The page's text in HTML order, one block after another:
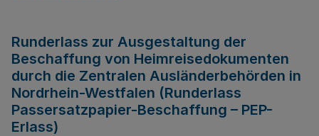
Runderlass zur Ausgestaltung der
Beschaffung von Heimreisedokumenten
durch die Zentralen Ausländerbehörden in
Nordrhein-Westfalen (Runderlass
Passersatzpapier-Beschaffung – PEP-
Erlass)